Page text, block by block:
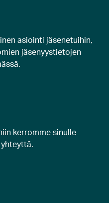
asiointi jäsenetuihin,
jäsenyystietojen
kerromme sinulle